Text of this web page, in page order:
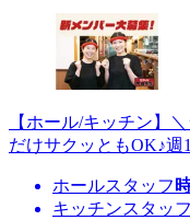
【ホール/キッチン】
だけサクッともOK♪
ホールスタッフ
キッチンスタッフ